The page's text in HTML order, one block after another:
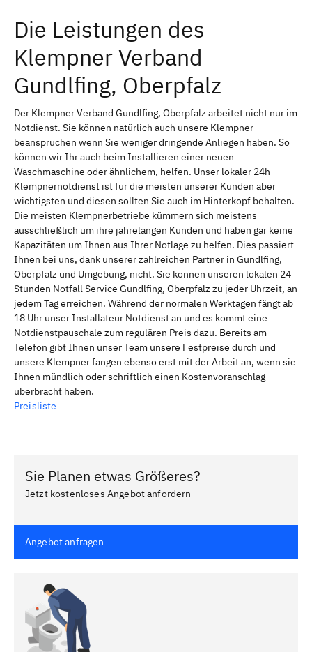
Die Leistungen des
Klempner Verband
Gundlfing, Oberpfalz
Der Klempner Verband Gundlfing, Oberpfalz arbeitet nicht nur im
Notdienst. Sie können natürlich auch unsere Klempner
beanspruchen wenn Sie weniger dringende Anliegen haben. So
können wir Ihr auch beim Installieren einer neuen
Waschmaschine oder ähnlichem, helfen. Unser lokaler 24h
Klempnernotdienst ist für die meisten unserer Kunden aber
wichtigsten und diesen sollten Sie auch im Hinterkopf behalten.
Die meisten Klempnerbetriebe kümmern sich meistens
ausschließlich um ihre jahrelangen Kunden und haben gar keine
Kapazitäten um Ihnen aus Ihrer Notlage zu helfen. Dies passiert
Ihnen bei uns, dank unserer zahlreichen Partner in Gundlfing,
Oberpfalz und Umgebung, nicht. Sie können unseren lokalen 24
Stunden Notfall Service Gundlfing, Oberpfalz zu jeder Uhrzeit, an
jedem Tag erreichen. Während der normalen Werktagen fängt ab
18 Uhr unser Installateur Notdienst an und es kommt eine
Notdienstpauschale zum regulären Preis dazu. Bereits am
Telefon gibt Ihnen unser Team unsere Festpreise durch und
unsere Klempner fangen ebenso erst mit der Arbeit an, wenn sie
Ihnen mündlich oder schriftlich einen Kostenvoranschlag
überbracht haben.
Preisliste
Sie Planen etwas Größeres?
Jetzt kostenloses Angebot anfordern
Angebot anfragen